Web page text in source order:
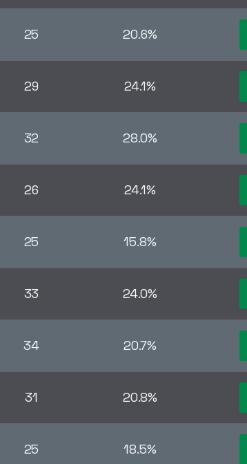
25 20.6%
29 24.1%
32 28.0%
26 24.1%
25 15.8%
33 24.0%
34 20.7%
31 20.8%
25 18.5%